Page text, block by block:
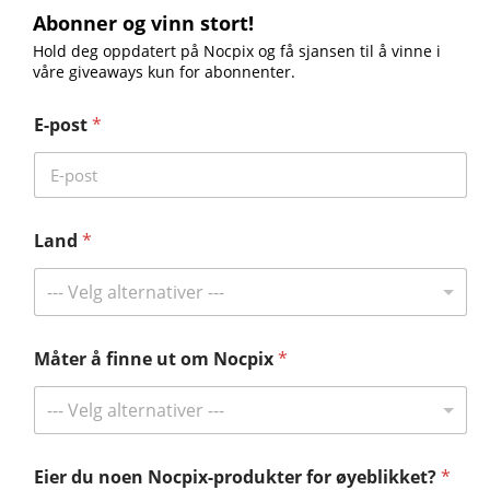
MT – M6T25S
BOLT - H50R•L35R•P25R
Hold deg oppdatert på Nocpix og få sjansen til å vinne i våre giveaways
kun for abonnenter.
Abonner og vinn stort!
Hold deg oppdatert på Nocpix og få sjansen til å vinne i
våre giveaways kun for abonnenter.
E-post*
Land *
--- Velg alternativer ---
Måter å finne ut om Nocpix*
--- Velg alternativer ---
Eier du noen Nocpix-produkter for øyeblikket?*